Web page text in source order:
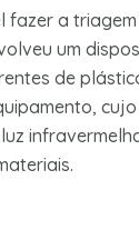
fazer a
um
de